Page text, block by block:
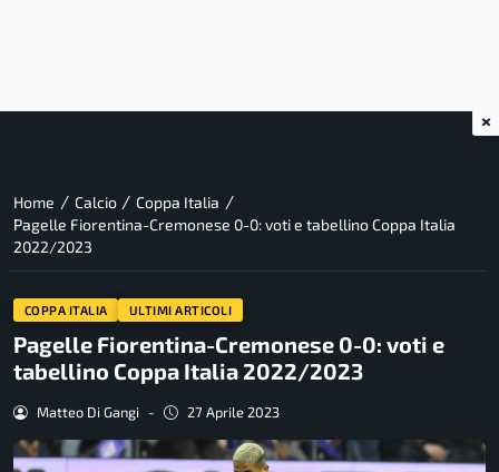
Home / Calcio / Coppa Italia /
Pagelle Fiorentina-Cremonese 0-0: voti e tabellino Coppa Italia
2022/2023
COPPA ITALIA ULTIMI ARTICOLI
Pagelle Fiorentina-Cremonese 0-0: voti e
tabellino Coppa Italia 2022/2023
Matteo Di Gangi - 27 Aprile 2023
×